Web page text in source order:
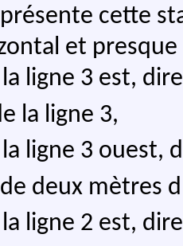
cette
et
ligne 3 est,
la ligne 3,
ligne 3 ouest,
deux mètres
ligne 2 est,